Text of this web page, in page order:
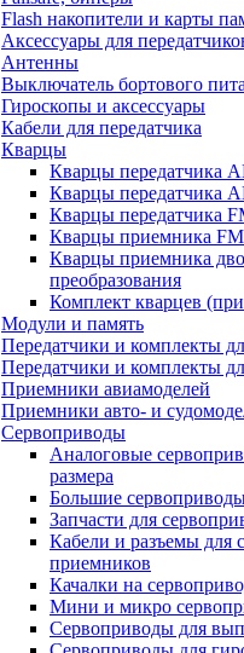
Flash накопители и карты
Аксессуары для
Антенны
Выключатель бортового
Гироскопы и аксессуары
Кабели для передатчика
Кварцы
Кварцы передатчика
Кварцы передатчика
Кварцы передатчика
Кварцы приемника FM
Кварцы приемника
преобразования
Комплект кварцев
Модули и память
Передатчики и комплекты
Передатчики и комплекты
Приемники авиамоделей
Приемники авто- и
Сервоприводы
Аналоговые
размера
Большие
Запчасти для
Кабели и разъемы для
приемников
Качалки на
Мини и микро
Сервоприводы для